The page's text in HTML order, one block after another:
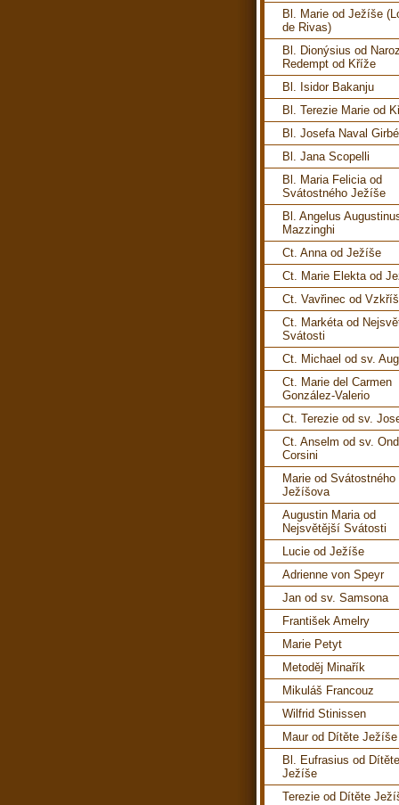
Bl. Marie od Ježíše
de Rivas)
Bl. Dionýsius od
Redempt od Kříže
Bl. Isidor Bakanju
Bl. Terezie Marie od
Bl. Josefa Naval
Bl. Jana Scopelli
Bl. Maria Felicia od
Svátostného Ježíše
Bl. Angelus
Mazzinghi
Ct. Anna od Ježíše
Ct. Marie Elekta od
Ct. Vavřinec od
Ct. Markéta od
Svátosti
Ct. Michael od sv.
Ct. Marie del Carmen
González-Valerio
Ct. Terezie od sv.
Ct. Anselm od sv.
Corsini
Marie od Svátostného
Ježíšova
Augustin Maria od
Nejsvětější Svátosti
Lucie od Ježíše
Adrienne von Speyr
Jan od sv. Samsona
František Amelry
Marie Petyt
Metoděj Minařík
Mikuláš Francouz
Wilfrid Stinissen
Maur od Dítěte Ježíše
Bl. Eufrasius od Dítěte
Ježíše
Terezie od Dítěte